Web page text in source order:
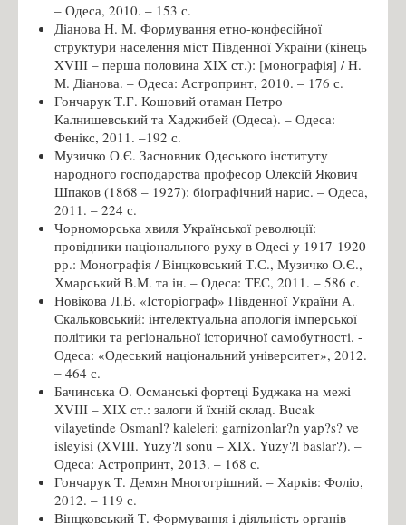
– Одеса, 2010. – 153 с.
Діанова Н. М. Формування етно-конфесійної
структури населення міст Південної України (кінець
XVIIІ – перша половина ХІХ ст.): [монографія] / Н.
М. Діанова. – Одеса: Астропринт, 2010. – 176 с.
Гончарук Т.Г. Кошовий отаман Петро
Калнишевський та Хаджибей (Одеса). – Одеса:
Фенікс, 2011. –192 с.
Музичко О.Є. Засновник Одеського інституту
народного господарства професор Олексій Якович
Шпаков (1868 – 1927): біографічний нарис. – Одеса,
2011. – 224 с.
Чорноморська хвиля Української революції:
провідники національного руху в Одесі у 1917-1920
рр.: Монографія / Вінцковський Т.С., Музичко О.Є.,
Хмарський В.М. та ін. – Одеса: ТЕС, 2011. – 586 с.
Новікова Л.В. «Історіограф» Південної України А.
Скальковський: інтелектуальна апологія імперської
політики та регіональної історичної самобутності. -
Одеса: «Одеський національний університет», 2012.
– 464 с.
Бачинська О. Османські фортеці Буджака на межі
ХVІІІ – ХІХ ст.: залоги й їхній склад. Вucak
vilayetinde Osmanl? kaleleri: garnizonlar?n yap?s? ve
isleyisi (XVIІI. Yuzy?l sonu – XIX. Yuzy?l baslar?). –
Одеса: Астропринт, 2013. – 168 с.
Гончарук Т. Демян Многогрішний. – Харків: Фоліо,
2012. – 119 с.
Вінцковський Т. Формування і діяльність органів